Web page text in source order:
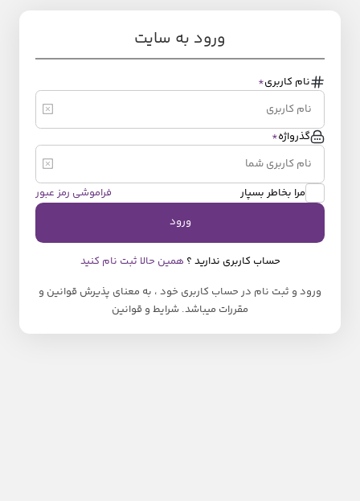
ورود به سایت
نام کاربری*
گذرواژه*
مرا بخاطر بسپار
فراموشی رمز عبور
ورود
حساب کاربری ندارید ؟ همین حالا ثبت نام کنید
ورود و ثبت نام در حساب کاربری خود ، به معنای پذیرش قوانین و
مقررات میباشد. شرایط و قوانین